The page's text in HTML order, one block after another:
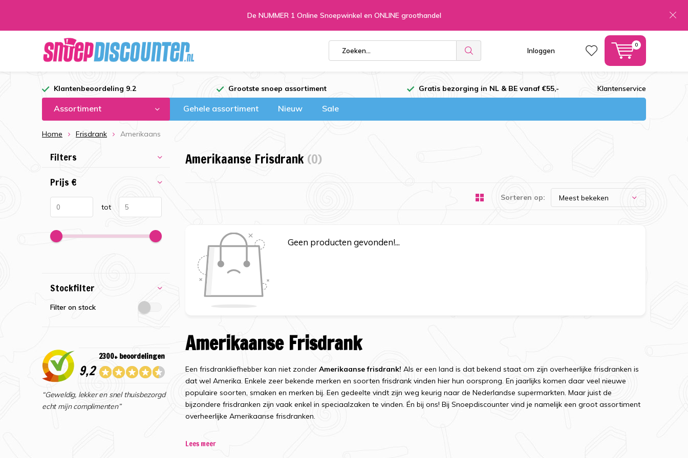
Inloggen
0
De NUMMER 1 Online Snoepwinkel en ONLINE groothandel
Klantenbeoordeling 9.2 Grootste snoep assortiment Gratis bezorging in NL & BE vanaf €55,- Klantenservice
Assortiment Gehele assortiment Nieuw Sale
Home Frisdrank Amerikaans
Amerikaanse Frisdrank (0)
Sorteren op:
Geen producten gevonden!...
Amerikaanse Frisdrank
Een frisdrankliefhebber kan niet zonder Amerikaanse frisdrank! Als er een land is dat bekend staat om zijn overheerlijke frisdranken is
dat wel Amerika. Enkele zeer bekende merken en soorten frisdrank vinden hier hun oorsprong. En jaarlijks komen daar veel nieuwe
populaire soorten, smaken en merken bij. Een gedeelte vindt zijn weg keurig naar de Nederlandse supermarkten. Maar juist de
bijzondere frisdranken zijn vaak enkel in speciaalzaken te vinden. Én bij ons! Bij Snoepdiscounter vind je namelijk een groot assortiment
overheerlijke Amerikaanse frisdranken.
Frisdrank uit de USA in Nederland
Lees meer
Filters
Prijs €
tot
Stockfilter
Filter on stock
9,2
2300+ beoordelingen
“Geweldig, lekker en snel thuisbezorgd
echt mijn complimenten”